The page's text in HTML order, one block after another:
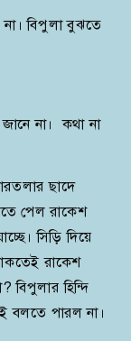
বিপুলা বুঝতে
না। কথা না
ছাদে
পেল রাকেশ
সিড়ি দিয়ে
রাকেশ
বিপুলার হিন্দি
বলতে পারল না।